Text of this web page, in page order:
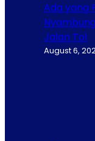
Ada yang
Jalan Tol
August 6,